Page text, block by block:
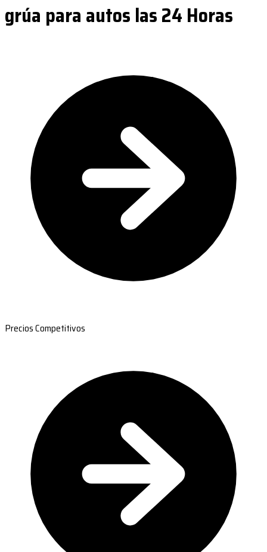
grúa para autos las 24 Horas
Precios Competitivos